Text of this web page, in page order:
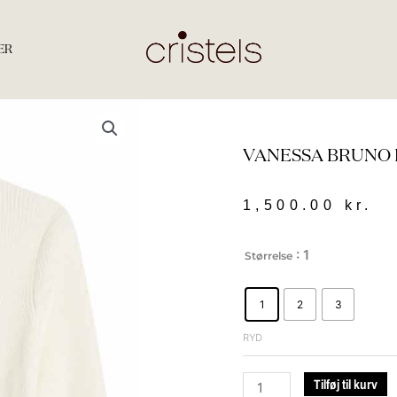
VANESSA
1,500.00 kr.
Størrelse : 1
1 2 3
RYD
FONTENILLE
SWEATER
ecru
antal
Tilføj til kurv